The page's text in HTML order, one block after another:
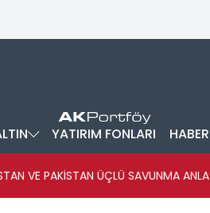
YATIRIM FONLARI
VE PAKİSTAN ÜÇLÜ SAVUNMA